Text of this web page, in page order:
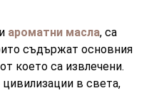
ароматни масла, са
съдържат основния
което са извлечени.
в света,